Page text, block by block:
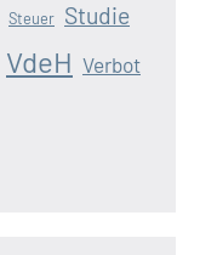
Steuer Studie
VdeH Verbot